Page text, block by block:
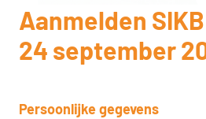
Aanmelden
24 september
Persoonlijke gegevens